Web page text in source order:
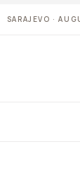
SARAJEVO ·